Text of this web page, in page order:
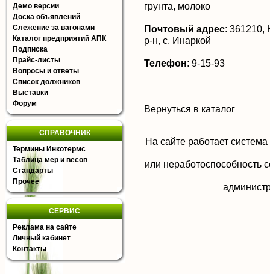
Демо версии
Доска объявлений
Слежение за вагонами
Каталог предприятий АПК
Подписка
Прайс-листы
Вопросы и ответы
Список должников
Выставки
Форум
СПРАВОЧНИК
Термины Инкотермс
Таблица мер и весов
Стандарты
Прочее
СЕРВИС
Реклама на сайте
Личный кабинет
Контакты
грунта, молоко
Почтовый адрес: 361210,
р-н, с. Инаркой
Телефон: 9-15-93
Вернуться в каталог
На сайте работает
или неработоспособность